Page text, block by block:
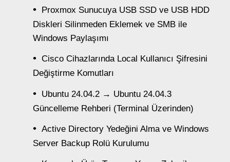
Proxmox Sunucuya USB SSD ve USB HDD
Diskleri Silinmeden Eklemek ve SMB ile
Windows Paylaşımı
Cisco Cihazlarında Local Kullanıcı Şifresini
Değiştirme Komutları
Ubuntu 24.04.2 → Ubuntu 24.04.3
Güncelleme Rehberi (Terminal Üzerinden)
Active Directory Yedeğini Alma ve Windows
Server Backup Rolü Kurulumu